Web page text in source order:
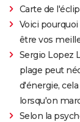
Carte de
Voici
être vos
Sergio Lopez
plage peut
d'énergie,
lorsqu'on
Selon la